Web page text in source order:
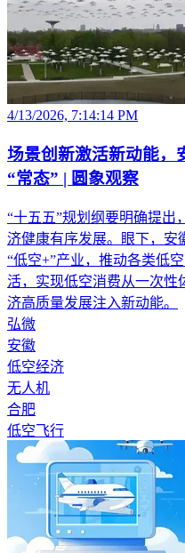
4/13/2026, 7:14:14 PM
场景创新激活新动能，
“常态” | 圆象观察
“十五五”规划纲要明确提出
济健康有序发展。眼下，安
“低空+”产业，推动各类低
活，实现低空消费从一次性
济高质量发展注入新动能。
弘微
安徽
低空经济
无人机
合肥
低空飞行